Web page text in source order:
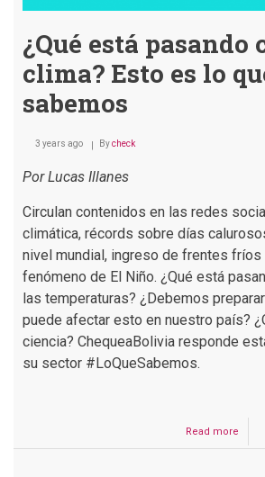
¿Qué está pasando
clima? Esto es lo
sabemos
3 years ago Bycheck
Por Lucas Illanes
Circulan contenidos en las redes
climática, récords sobre días
nivel mundial, ingreso de frentes fríos
fenómeno de El Niño. ¿Qué está
las temperaturas? ¿Debemos
puede afectar esto en nuestro país?
ciencia? ChequeaBolivia responde
su sector #LoQueSabemos.
Read more
¿Qué